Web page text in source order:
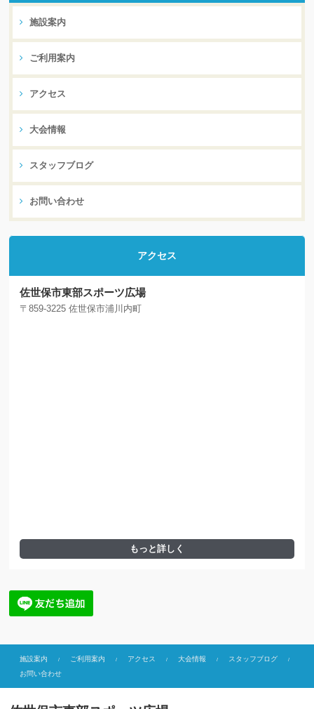
施設案内
ご利用案内
アクセス
大会情報
スタッフブログ
お問い合わせ
アクセス
佐世保市東部スポーツ広場
〒859-3225 佐世保市浦川内町
もっと詳しく
施設案内 ご利用案内 アクセス 大会情報
スタッフブログ
お問い合わせ